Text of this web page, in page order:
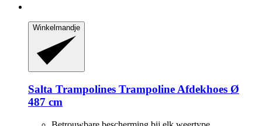
Winkelmandje
Salta Trampolines Trampoline Afdekhoes Ø
487 cm